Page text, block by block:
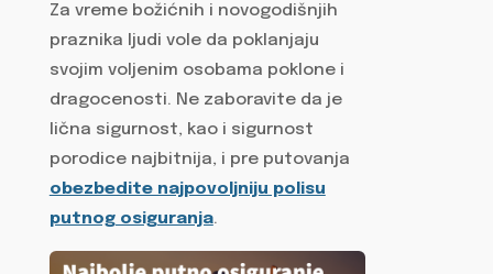
Za vreme božićnih i novogodišnjih
praznika ljudi vole da poklanjaju
svojim voljenim osobama poklone i
dragocenosti. Ne zaboravite da je
lična sigurnost, kao i sigurnost
porodice najbitnija, i pre putovanja
obezbedite najpovoljniju polisu
putnog osiguranja.